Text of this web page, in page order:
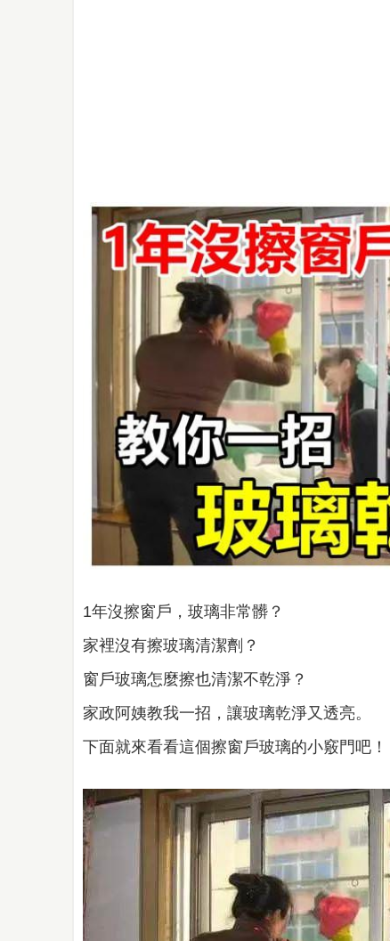
1年沒擦窗戶，玻璃非常髒？
家裡沒有擦玻璃清潔劑？
窗戶玻璃怎麼擦也清潔不乾淨？
家政阿姨教我一招，讓玻璃乾淨又透亮。
下面就來看看這個擦窗戶玻璃的小竅門吧！